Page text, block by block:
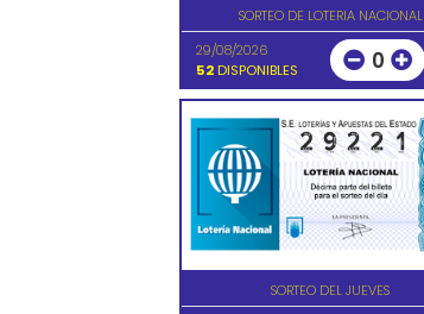
SORTEO DE LOTERIA NACIONAL
29/08/2026
52 DISPONIBLES 0
SORTEO DEL JUEVES